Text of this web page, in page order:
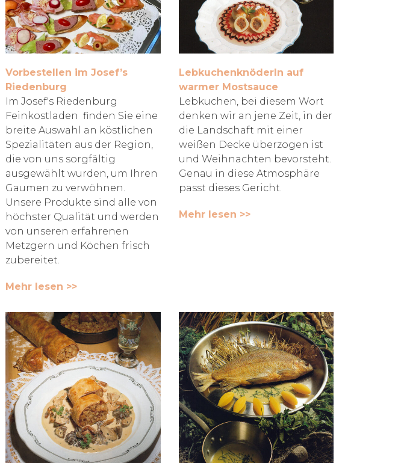
Vorbestellen im Josef’s
Riedenburg
Im Josef's Riedenburg
Feinkostladen finden Sie eine
breite Auswahl an köstlichen
Spezialitäten aus der Region,
die von uns sorgfältig
ausgewählt wurden, um Ihren
Gaumen zu verwöhnen.
Unsere Produkte sind alle von
höchster Qualität und werden
von unseren erfahrenen
Metzgern und Köchen frisch
zubereitet.
Mehr lesen >>
Lebkuchenknöderln auf
warmer Mostsauce
Lebkuchen, bei diesem Wort
denken wir an jene Zeit, in der
die Landschaft mit einer
weißen Decke überzogen ist
und Weihnachten bevorsteht.
Genau in diese Atmosphäre
passt dieses Gericht.
Mehr lesen >>